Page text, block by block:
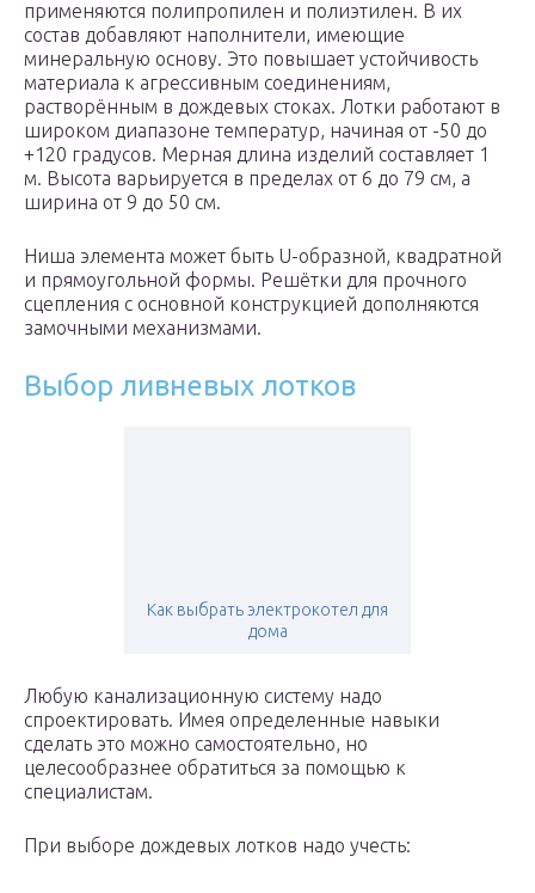
применяются полипропилен и полиэтилен. В их
состав добавляют наполнители, имеющие
минеральную основу. Это повышает устойчивость
материала к агрессивным соединениям,
растворённым в дождевых стоках. Лотки работают в
широком диапазоне температур, начиная от -50 до
+120 градусов. Мерная длина изделий составляет 1
м. Высота варьируется в пределах от 6 до 79 см, а
ширина от 9 до 50 см.
Ниша элемента может быть U-образной, квадратной
и прямоугольной формы. Решётки для прочного
сцепления с основной конструкцией дополняются
замочными механизмами.
Выбор ливневых лотков
Как выбрать электрокотел для
дома
Любую канализационную систему надо
спроектировать. Имея определенные навыки
сделать это можно самостоятельно, но
целесообразнее обратиться за помощью к
специалистам.
При выборе дождевых лотков надо учесть: